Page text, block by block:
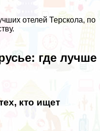
отелей Терскола, по
где лучше
кто ищет